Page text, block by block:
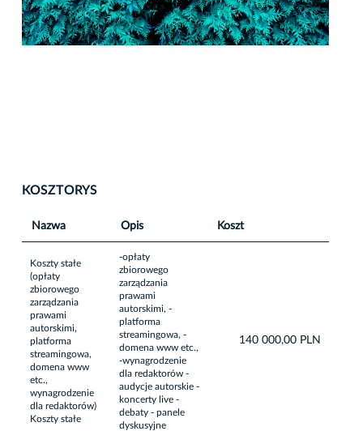
KOSZTORYS
Nazwa Opis Koszt
Koszty stałe
(opłaty
zbiorowego
zarządzania
prawami
autorskimi,
platforma
streamingowa,
domena www
etc.,
wynagrodzenie
dla redaktorów)
Koszty stałe
-opłaty
zbiorowego
zarządzania
prawami
autorskimi, -
platforma
streamingowa, -
domena www etc.,
-wynagrodzenie
dla redaktorów -
audycje autorskie -
koncerty live -
debaty - panele
dyskusyjne
140 000,00 PLN